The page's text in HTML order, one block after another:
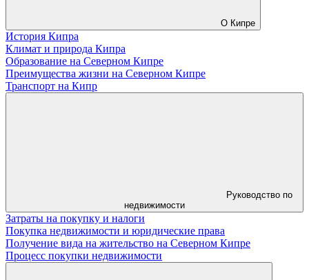
О Кипре
История Кипра
Климат и природа Кипра
Образование на Северном Кипре
Преимущества жизни на Северном Кипре
Транспорт на Кипр
Руководство по
недвижимости
Затраты на покупку и налоги
Покупка недвижимости и юридические права
Получение вида на жительство на Северном Кипре
Процесс покупки недвижимости